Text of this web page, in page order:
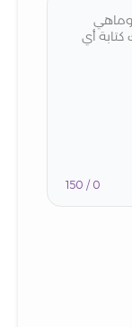
150 / 0